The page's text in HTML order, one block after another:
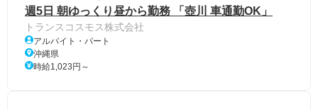
週5日 朝ゆっくり昼から勤務 「壺川 車通勤OK」
トランスコスモス株式会社
アルバイト・パート
沖縄県
時給1,023円～